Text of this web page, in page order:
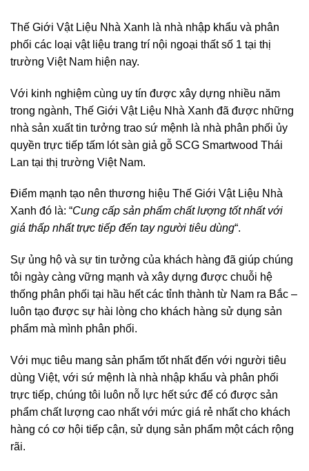
Thế Giới Vật Liệu Nhà Xanh là nhà nhập khẩu và phân
phối các loại vật liệu trang trí nội ngoại thất số 1 tại thị
trường Việt Nam hiện nay.
Với kinh nghiệm cùng uy tín được xây dựng nhiều năm
trong ngành, Thế Giới Vật Liệu Nhà Xanh đã được những
nhà sản xuất tin tưởng trao sứ mệnh là nhà phân phối ủy
quyền trực tiếp tấm lót sàn giả gỗ SCG Smartwood Thái
Lan tại thị trường Việt Nam.
Điểm mạnh tạo nên thương hiệu Thế Giới Vật Liệu Nhà
Xanh đó là: “Cung cấp sản phẩm chất lượng tốt nhất với
giá thấp nhất trực tiếp đến tay người tiêu dùng“.
Sự ủng hộ và sự tin tưởng của khách hàng đã giúp chúng
tôi ngày càng vững mạnh và xây dựng được chuỗi hệ
thống phân phối tại hầu hết các tỉnh thành từ Nam ra Bắc –
luôn tạo được sự hài lòng cho khách hàng sử dụng sản
phẩm mà mình phân phối.
Với mục tiêu mang sản phẩm tốt nhất đến với người tiêu
dùng Việt, với sứ mệnh là nhà nhập khẩu và phân phối
trực tiếp, chúng tôi luôn nỗ lực hết sức để có được sản
phẩm chất lượng cao nhất với mức giá rẻ nhất cho khách
hàng có cơ hội tiếp cận, sử dụng sản phẩm một cách rộng
rãi.